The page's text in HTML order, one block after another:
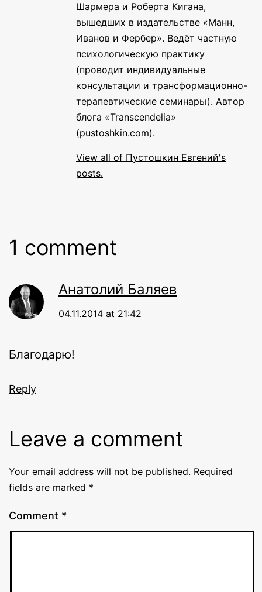
Шармера и Роберта Кигана,
вышедших в издательстве «Манн,
Иванов и Фербер». Ведёт частную
психологическую практику
(проводит индивидуальные
консультации и трансформационно-
терапевтические семинары). Автор
блога «Transcendelia»
(pustoshkin.com).
View all of Пустошкин Евгений's
posts.
1 comment
Анатолий Баляев
04.11.2014 at 21:42
Благодарю!
Reply
Leave a comment
Your email address will not be published. Required
fields are marked *
Comment *